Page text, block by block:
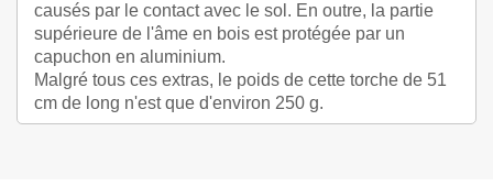
causés par le contact avec le sol. En outre, la partie
supérieure de l'âme en bois est protégée par un
capuchon en aluminium.
Malgré tous ces extras, le poids de cette torche de 51
cm de long n'est que d'environ 250 g.